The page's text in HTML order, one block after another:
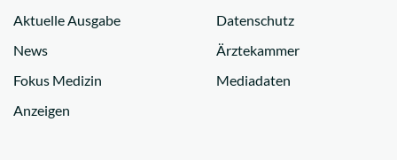
Aktuelle Ausgabe
News
Fokus Medizin
Anzeigen
Datenschutz
Ärztekammer
Mediadaten